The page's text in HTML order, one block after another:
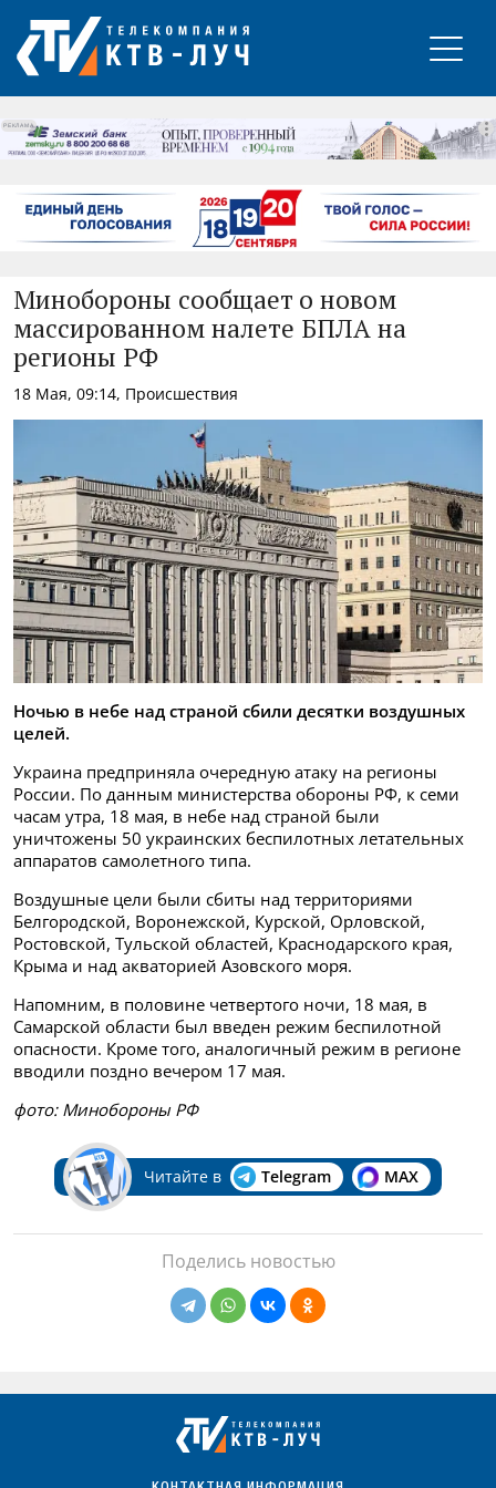
РЕКЛАМА
Минобороны сообщает о новом
массированном налете БПЛА на
регионы РФ
18 Мая, 09:14, Происшествия
Ночью в небе над страной сбили десятки воздушных
целей.
Украина предприняла очередную атаку на регионы
России. По данным министерства обороны РФ, к семи
часам утра, 18 мая, в небе над страной были
уничтожены 50 украинских беспилотных летательных
аппаратов самолетного типа.
Воздушные цели были сбиты над территориями
Белгородской, Воронежской, Курской, Орловской,
Ростовской, Тульской областей, Краснодарского края,
Крыма и над акваторией Азовского моря.
Напомним, в половине четвертого ночи, 18 мая, в
Самарской области был введен режим беспилотной
опасности. Кроме того, аналогичный режим в регионе
вводили поздно вечером 17 мая.
фото: Минобороны РФ
Читайте в Telegram MAX
Поделись новостью